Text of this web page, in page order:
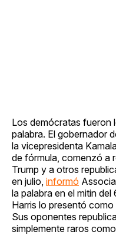
Los demócratas fueron
palabra. El gobernador
la vicepresidenta
de fórmula, comenzó a
Trump y a otros
en julio, informó
la palabra en el mitin
Harris lo presentó
Sus oponentes
simplemente raros